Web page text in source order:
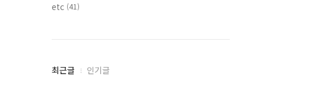
etc (41)
최
최근글 인기글